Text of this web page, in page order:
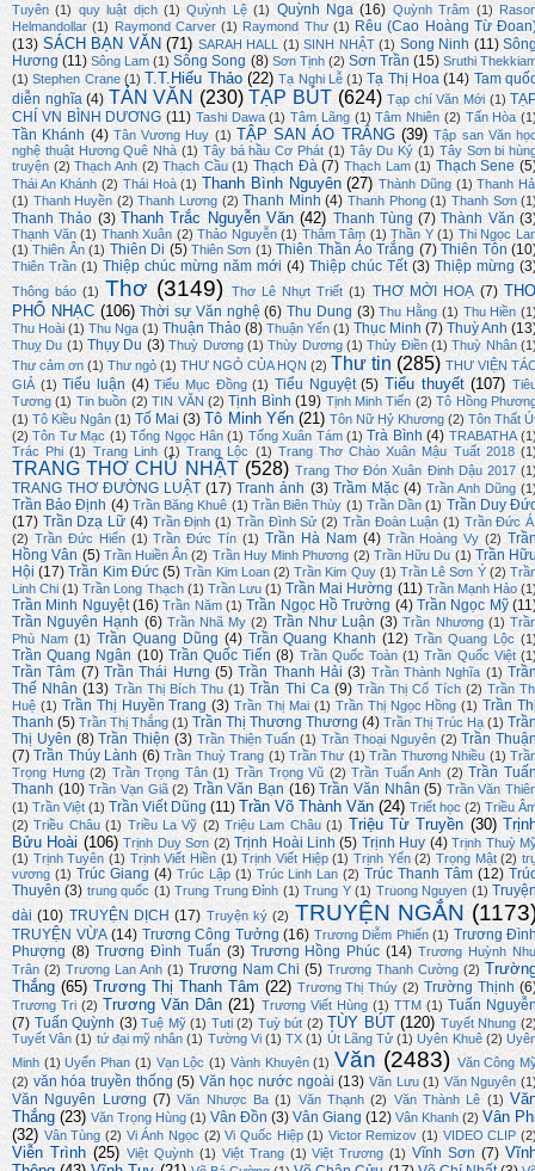
Tuyên (1) quy luật dịch (1) Quỳnh Lệ (1) Quỳnh Nga (16) Quỳnh Trâm (1)
Helmandollar (1) Raymond Carver (1) Raymond Thư (1) Rêu (Cao Hoàng Từ
(13) SÁCH BẠN VĂN (71) SARAH HALL (1) SINH NHẬT (1) Song Ninh (11)
Hương (11) Sông Lam (1) Sông Song (8) Sơn Tịnh (2) Sơn Trần (15) Sruthi
(1) Stephen Crane (1) T.T.Hiếu Thảo (22) Tạ Nghi Lễ (1) Tạ Thị Hoa (14) Tam
diễn nghĩa (4) TẢN VĂN (230) TẠP BÚT (624) Tạp chí Văn Mới (1)
CHÍ VN BÌNH DƯƠNG (11) Tashi Dawa (1) Tâm Lãng (1) Tâm Nhiên (2) Tấn Hòa
Tần Khánh (4) Tân Vương Huy (1) TẬP SAN ÁO TRẮNG (39) Tập san Văn
nghệ thuật Hương Quê Nhà (1) Tây bá hầu Cơ Phát (1) Tây Du Ký (1) Tây Sơn bi
truyện (2) Thạch Anh (2) Thạch Cầu (1) Thạch Đà (7) Thạch Lam (1) Thạch Sene
Thái An Khánh (2) Thái Hoà (1) Thanh Bình Nguyên (27) Thành Dũng (1) Thanh
(1) Thanh Huyền (2) Thanh Lương (2) Thanh Minh (4) Thanh Phong (1) Thanh Sơn
Thanh Thảo (3) Thanh Trắc Nguyễn Văn (42) Thanh Tùng (7) Thành Văn
Thạnh Văn (1) Thanh Xuân (2) Thảo Nguyễn (1) Thâm Tâm (1) Thần Y (1) Thi Ngọc
(1) Thiên Ân (1) Thiên Di (5) Thiên Sơn (1) Thiên Thần Áo Trắng (7) Thiên Tôn
Thiên Trần (1) Thiệp chúc mừng năm mới (4) Thiệp chúc Tết (3) Thiệp mừng
Thông báo (1) Thơ (3149) Thơ Lê Nhựt Triết (1) THƠ MỜI HOẠ (7)
PHỔ NHẠC (106) Thời sự Văn nghệ (6) Thu Dung (3) Thu Hằng (1) Thu Hiền
Thu Hoài (1) Thu Nga (1) Thuận Thảo (8) Thuận Yến (1) Thục Minh (7) Thuỳ Anh
Thuỵ Du (1) Thụy Du (3) Thuỳ Dương (1) Thùy Dương (1) Thủy Điền (1) Thuỳ Nhân
Thư cảm ơn (1) Thư ngỏ (1) THƯ NGỎ CỦA HQN (2) Thư tin (285) THƯ VIỆN
GIẢ (1) Tiểu luận (4) Tiểu Mục Đồng (1) Tiểu Nguyệt (5) Tiểu thuyết (107)
Tương (1) Tin buồn (2) TIN VĂN (2) Tịnh Bình (19) Tịnh Minh Tiến (2) Tô Hồng
(1) Tô Kiều Ngân (1) Tố Mai (3) Tô Minh Yến (21) Tôn Nữ Hỷ Khương (2) Tôn Thất
(2) Tôn Tư Mạc (1) Tống Ngọc Hân (1) Tống Xuân Tám (1) Trà Bình (4) TRABATHA
Trác Phi (1) Trang Linh (1) Trang Lộc (1) Trang Thơ Chào Xuân Mậu Tuất 2018
TRANG THƠ CHỦ NHẬT (528) Trang Thơ Đón Xuân Đinh Dậu 2017
TRANG THƠ ĐƯỜNG LUẬT (17) Tranh ảnh (3) Trầm Mặc (4) Trần Anh Dũng
Trần Bảo Định (4) Trần Băng Khuê (1) Trần Biên Thùy (1) Trần Dần (1) Trần Duy
(17) Trần Dzạ Lữ (4) Trần Định (1) Trần Đình Sử (2) Trần Đoàn Luận (1) Trần Đức
(2) Trần Đức Hiển (1) Trần Đức Tín (1) Trần Hà Nam (4) Trần Hoàng Vy (2)
Hồng Vân (5) Trần Huiền Ân (2) Trần Huy Minh Phương (2) Trần Hữu Du (1) Trần
Hội (17) Trần Kim Đức (5) Trần Kim Loan (2) Trần Kim Quy (1) Trần Lê Sơn Ý (2)
Linh Chi (1) Trần Long Thạch (1) Trần Lưu (1) Trần Mai Hường (11) Trần Mạnh Hảo
Trần Minh Nguyệt (16) Trần Năm (1) Trần Ngọc Hồ Trường (4) Trần Ngọc Mỹ
Trần Nguyên Hạnh (6) Trần Nhã My (2) Trần Như Luận (3) Trần Nhương (1)
Phù Nam (1) Trần Quang Dũng (4) Trần Quang Khanh (12) Trần Quang Lộc
Trần Quang Ngân (10) Trần Quốc Tiến (8) Trần Quốc Toàn (1) Trần Quốc Việt
Trần Tâm (7) Trần Thái Hưng (5) Trần Thanh Hải (3) Trần Thành Nghĩa (1)
Thế Nhân (13) Trần Thị Bích Thu (1) Trần Thi Ca (9) Trần Thị Cổ Tích (2) Trần
Huệ (1) Trần Thị Huyền Trang (3) Trần Thị Mai (1) Trần Thị Ngọc Hồng (1) Trần
Thanh (5) Trần Thị Thắng (1) Trần Thị Thương Thương (4) Trần Thị Trúc Hạ (1)
Thị Uyên (8) Trần Thiện (3) Trần Thiện Tuấn (1) Trần Thoại Nguyên (2) Trần
(7) Trần Thúy Lành (6) Trần Thuỳ Trang (1) Trần Thư (1) Trần Thương Nhiều (1)
Trọng Hưng (2) Trần Trọng Tân (1) Trần Trọng Vũ (2) Trần Tuấn Anh (2) Trần
Thanh (10) Trần Vạn Giã (2) Trần Văn Bạn (16) Trần Văn Nhân (5) Trần Văn
(1) Trần Việt (1) Trần Viết Dũng (11) Trần Võ Thành Văn (24) Triết học (2) Triều
(2) Triều Châu (1) Triều La Vỹ (2) Triệu Lam Châu (1) Triệu Từ Truyền (30)
Bửu Hoài (106) Trịnh Duy Sơn (2) Trịnh Hoài Linh (5) Trịnh Huy (4) Trịnh Thuỳ
(1) Trịnh Tuyên (1) Trịnh Viết Hiền (1) Trịnh Viết Hiệp (1) Trịnh Yến (2) Trọng Mật (2)
vương (1) Trúc Giang (4) Trúc Lập (1) Trúc Linh Lan (2) Trúc Thanh Tâm (12)
Thuyên (3) trung quốc (1) Trung Trung Đỉnh (1) Trung Y (1) Truong Nguyen (1)
dài (10) TRUYỆN DỊCH (17) Truyện ký (2) TRUYỆN NGẮN
TRUYỆN VỪA (14) Trương Công Tưởng (16) Trương Diễm Phiến (1) Trương
Phượng (8) Trương Đình Tuấn (3) Trương Hồng Phúc (14) Trương Huỳnh
Trân (2) Trương Lan Anh (1) Trương Nam Chi (5) Trương Thanh Cường (2)
Thắng (65) Trương Thị Thanh Tâm (22) Trương Thị Thúy (2) Trường Thịnh
Trương Tri (2) Trương Văn Dân (21) Trương Viết Hùng (1) TTM (1) Tuấn
(7) Tuấn Quỳnh (3) Tuệ Mỹ (1) Tuti (2) Tuỳ bút (2) TÙY BÚT (120) Tuyết Nhung
Tuyết Vân (1) tứ đại mỹ nhân (1) Tường Vi (1) TX (1) Út Lãng Tử (1) Uyên Khuê (2)
Minh (1) Uyển Phan (1) Vạn Lộc (1) Vành Khuyên (1) Văn (2483) Văn Công
(2) văn hóa truyền thống (5) Văn học nước ngoài (13) Văn Lưu (1) Văn Nguyên
Văn Nguyên Lương (7) Văn Nhược Ba (1) Văn Thạnh (2) Văn Thành Lê (1)
Thắng (23) Văn Trọng Hùng (1) Vân Đồn (3) Vân Giang (12) Vân Khanh (2) Vân
(32) Vân Tùng (2) Vi Ánh Ngọc (2) Vi Quốc Hiệp (1) Victor Remizov (1) VIDEO CLIP
Viễn Trình (25) Việt Quỳnh (1) Việt Trang (1) Việt Trương (1) Vĩnh Sơn (7)